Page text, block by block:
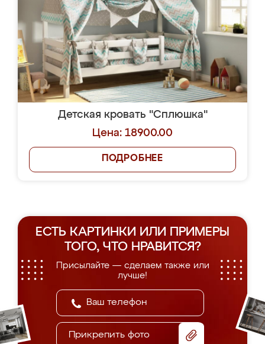
Детская кровать "Сплюшка"
Цена: 18900.00
ПОДРОБНЕЕ
ЕСТЬ КАРТИНКИ ИЛИ ПРИМЕРЫ
ТОГО, ЧТО НРАВИТСЯ?
Присылайте — сделаем также или
лучше!
Прикрепить фото